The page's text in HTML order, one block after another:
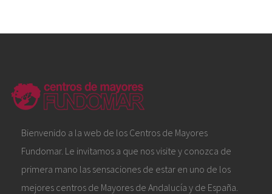
Bienvenido a la web de los Centros de Mayores
Fundomar. Le invitamos a que nos visite y conozca de
primera mano las sensaciones de estar en uno de los
mejores centros de Mayores de Andalucía y de España.